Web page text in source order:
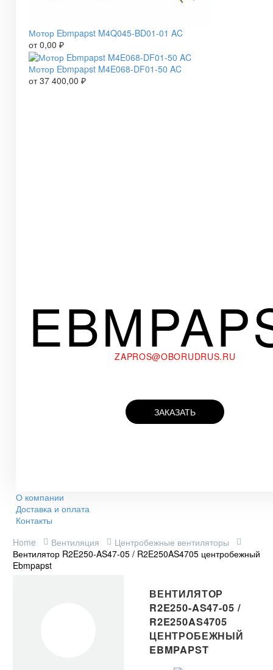
Мотор Ebmpapst M4Q045-BD01-01 AC
от0,00 ₽
Мотор Ebmpapst M4E068-DF01-50 AC
от37 400,00 ₽
ZAPROS@OBORUDRUS.RU
ЗАКАЗАТЬ
О компании
Доставка и оплата
Контакты
Home
Вентиляция
Центробежные вентиляторы
Вентилятор R2E250-AS47-05 / R2E250AS4705 центробежный
Ebmpapst
ВЕНТИЛЯТОР
R2E250-AS47-05 /
R2E250AS4705
ЦЕНТРОБЕЖНЫЙ
EBMPAPST